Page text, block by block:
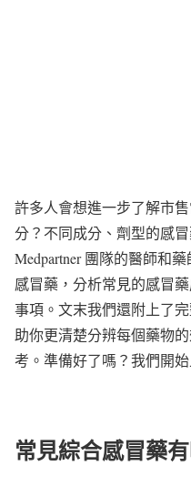
許多人會想進一步了解市
分？不同成分、劑型的感
Medpartner 團隊的醫師和
感冒藥，分析常見的感冒
事項。文末我們還附上了
助你更清楚分辨每個藥物
考。準備好了嗎？我們開始
常見綜合感冒藥